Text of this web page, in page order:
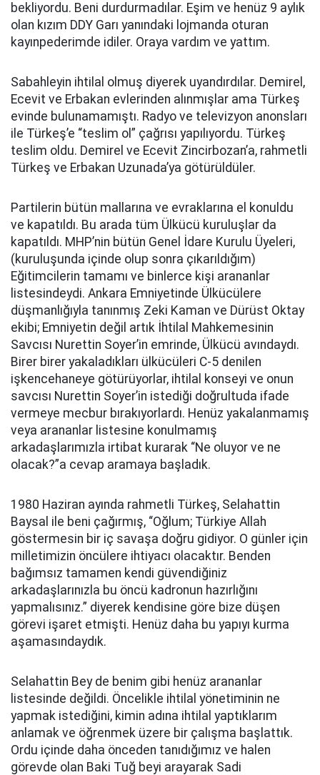
bekliyordu. Beni durdurmadılar. Eşim ve henüz 9 aylık
olan kızım DDY Garı yanındaki lojmanda oturan
kayınpederimde idiler. Oraya vardım ve yattım.
Sabahleyin ihtilal olmuş diyerek uyandırdılar. Demirel,
Ecevit ve Erbakan evlerinden alınmışlar ama Türkeş
evinde bulunamamıştı. Radyo ve televizyon anonsları
ile Türkeş’e “teslim ol” çağrısı yapılıyordu. Türkeş
teslim oldu. Demirel ve Ecevit Zincirbozan’a, rahmetli
Türkeş ve Erbakan Uzunada’ya götürüldüler.
Partilerin bütün mallarına ve evraklarına el konuldu
ve kapatıldı. Bu arada tüm Ülkücü kuruluşlar da
kapatıldı. MHP’nin bütün Genel İdare Kurulu Üyeleri,
(kuruluşunda içinde olup sonra çıkarıldığım)
Eğitimcilerin tamamı ve binlerce kişi arananlar
listesindeydi. Ankara Emniyetinde Ülkücülere
düşmanlığıyla tanınmış Zeki Kaman ve Dürüst Oktay
ekibi; Emniyetin değil artık İhtilal Mahkemesinin
Savcısı Nurettin Soyer’in emrinde, Ülkücü avındaydı.
Birer birer yakaladıkları ülkücüleri C-5 denilen
işkencehaneye götürüyorlar, ihtilal konseyi ve onun
savcısı Nurettin Soyer’in istediği doğrultuda ifade
vermeye mecbur bırakıyorlardı. Henüz yakalanmamış
veya arananlar listesine konulmamış
arkadaşlarımızla irtibat kurarak “Ne oluyor ve ne
olacak?”a cevap aramaya başladık.
1980 Haziran ayında rahmetli Türkeş, Selahattin
Baysal ile beni çağırmış, “Oğlum; Türkiye Allah
göstermesin bir iç savaşa doğru gidiyor. O günler için
milletimizin öncülere ihtiyacı olacaktır. Benden
bağımsız tamamen kendi güvendiğiniz
arkadaşlarınızla bu öncü kadronun hazırlığını
yapmalısınız.” diyerek kendisine göre bize düşen
görevi işaret etmişti. Henüz daha bu yapıyı kurma
aşamasındaydık.
Selahattin Bey de benim gibi henüz arananlar
listesinde değildi. Öncelikle ihtilal yönetiminin ne
yapmak istediğini, kimin adına ihtilal yaptıklarım
anlamak ve öğrenmek üzere bir çalışma başlattık.
Ordu içinde daha önceden tanıdığımız ve halen
görevde olan Baki Tuğ beyi arayarak Sadi